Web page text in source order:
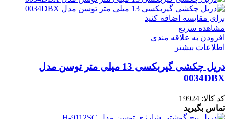
برای مقایسه اضافه کنید
مشاهده سریع
افزودن به علاقه مندی
اطلاعات بیشتر
دریل چکشی گیربکسی 13 میلی متر توسن مدل
0034DBX
کد کالا: 19924
تماس بگیرید